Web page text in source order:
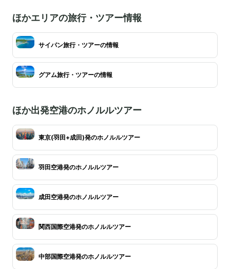
ほかエリアの旅行・ツアー情報
サイパン旅行・ツアーの情報
グアム旅行・ツアーの情報
ほか出発空港のホノルルツアー
東京(羽田+成田)発のホノルルツアー
羽田空港発のホノルルツアー
成田空港発のホノルルツアー
関西国際空港発のホノルルツアー
中部国際空港発のホノルルツアー